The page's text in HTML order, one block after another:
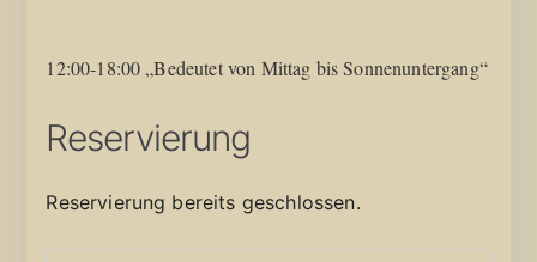
12:00-18:00 „Bedeutet von Mittag bis Sonnenuntergang“
Reservierung
Reservierung bereits geschlossen.